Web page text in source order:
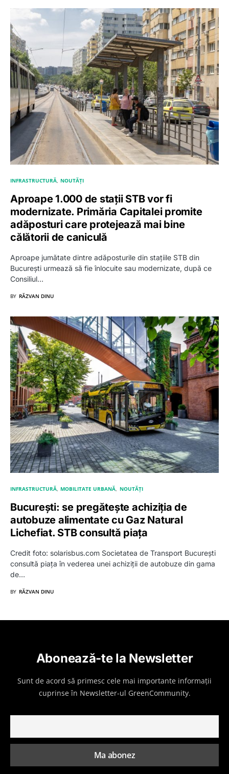
INFRASTRUCTURĂ NOUTĂȚI
Aproape 1.000 de stații STB vor fi
modernizate. Primăria Capitalei promite
adăposturi care protejează mai bine
călătorii de caniculă
Aproape jumătate dintre adăposturile din stațiile STB din
București urmează să fie înlocuite sau modernizate, după ce
Consiliul…
BY RĂZVAN DINU
INFRASTRUCTURĂ MOBILITATE URBANĂ NOUTĂȚI
București: se pregătește achiziția de
autobuze alimentate cu Gaz Natural
Lichefiat. STB consultă piața
Credit foto: solarisbus.com Societatea de Transport București
consultă piața în vederea unei achiziții de autobuze din gama
de…
BY RĂZVAN DINU
Abonează-te la Newsletter
Sunt de acord să primesc cele mai importante informații
cuprinse în Newsletter-ul GreenCommunity.